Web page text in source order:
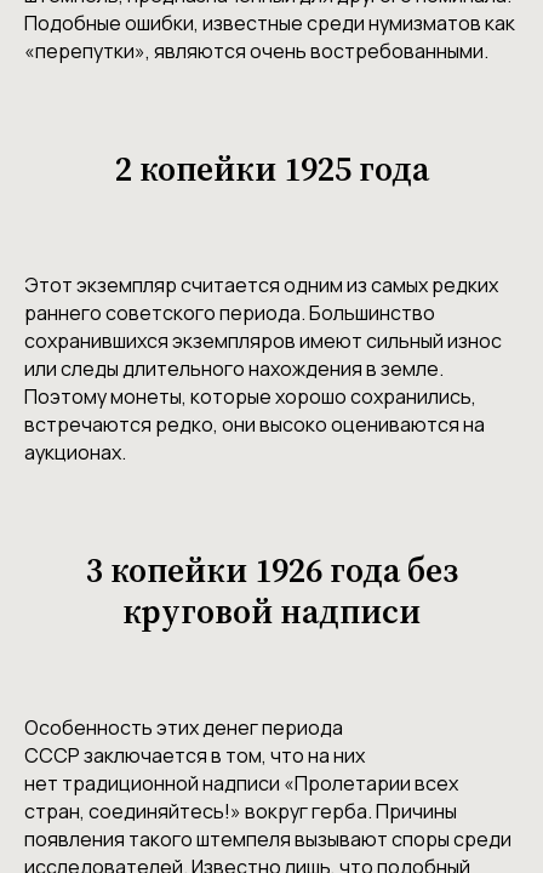
Подобные ошибки, известные среди нумизматов как
«перепутки», являются очень востребованными.
2 копейки 1925 года
Этот экземпляр считается одним из самых редких
раннего советского периода. Большинство
сохранившихся экземпляров имеют сильный износ
или следы длительного нахождения в земле.
Поэтому монеты, которые хорошо сохранились,
встречаются редко, они высоко оцениваются на
аукционах.
3 копейки 1926 года без
круговой надписи
Особенность этих денег периода
СССР заключается в том, что на них
нет традиционной надписи «Пролетарии всех
стран, соединяйтесь!» вокруг герба. Причины
появления такого штемпеля вызывают споры среди
исследователей. Известно лишь, что подобный